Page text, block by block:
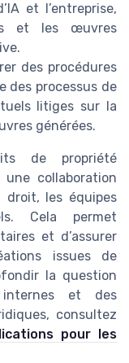
et l’entreprise,
et les œuvres
des procédures
des processus de
litiges sur la
générées.
de propriété
collaboration
les équipes
Cela permet
et d’assurer
issues de
la question
internes et des
consultez
pour les